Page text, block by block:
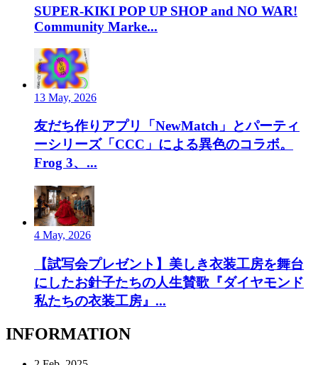
SUPER-KIKI POP UP SHOP and NO WAR!
Community Marke...
13 May, 2026
友だち作りアプリ「NewMatch」とパーティ
ーシリーズ「CCC」による異色のコラボ。
Frog 3、...
4 May, 2026
【試写会プレゼント】美しき衣装工房を舞台
にしたお針子たちの人生賛歌『ダイヤモンド
私たちの衣装工房』...
INFORMATION